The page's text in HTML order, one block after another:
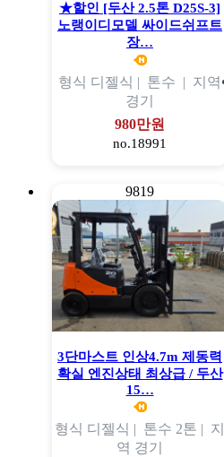
★할인 [두산 2.5톤 D25S-3]
노랭이디모델 싸이드쉬프트
장…
형식 디젤식 | 톤수 | 지역
경기
980만원
no.18991
9819
3단마스트 인상4.7m 제동력
확실 엔진상태 최상급 / 두산
15…
형식 디젤식 | 톤수 2톤 | 지
역 경기